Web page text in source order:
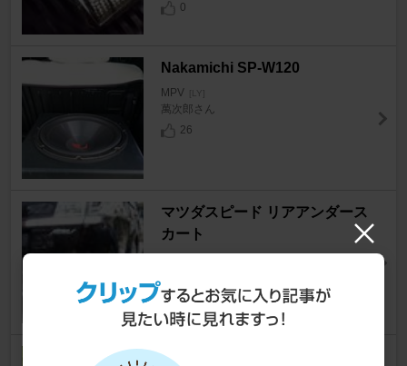
0
Nakamichi SP-W120
MPV [LY]
萬次郎さん
26
マツダスピード リアアンダース
カート
0
HONDA Odyssey RB３純正 ワ